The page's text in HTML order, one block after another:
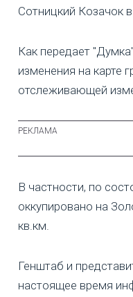
Сотницкий Козачок
Как передает
изменения на карте
отслеживающей
В частности, по
оккупировано на
кв.км.
Генштаб и
настоящее время